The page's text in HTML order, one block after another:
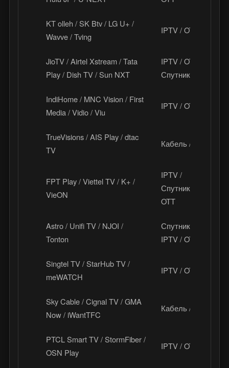
KT olleh / SK Btv / LG U+ /
Wavve / Tving
IPTV / OTT
JioTV / Airtel Xstream / Tata
Play / Dish TV / Sun NXT
IPTV / OTT /
Спутник
IndiHome / MNC Vision / First
Media / Vidio / Viu
IPTV / OTT
TrueVisions / AIS Play / dtac
TV
Кабель / OTT
FPT Play / Viettel TV / K+ /
VieON
IPTV /
Спутник /
OTT
Astro / Unifi TV / NJOI /
Tonton
Спутник /
IPTV / OTT
Singtel TV / StarHub TV /
meWATCH
IPTV / OTT
Sky Cable / Cignal TV / GMA
Now / iWantTFC
Кабель / OTT
PTCL Smart TV / StormFiber /
OSN Play
IPTV / OTT